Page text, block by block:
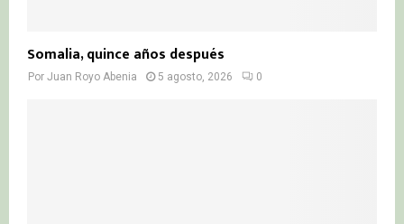
Somalia, quince años después
Por Juan Royo Abenia 5 agosto, 2026 0